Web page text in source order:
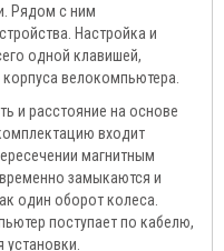
Рядом с ним
Настройка и
одной клавишей,
велокомпьютера.
и расстояние на основе
входит
магнитным
замыкаются и
один оборот колеса.
поступает по кабелю,